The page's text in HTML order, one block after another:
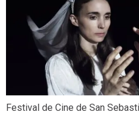
Festival de Cine de San